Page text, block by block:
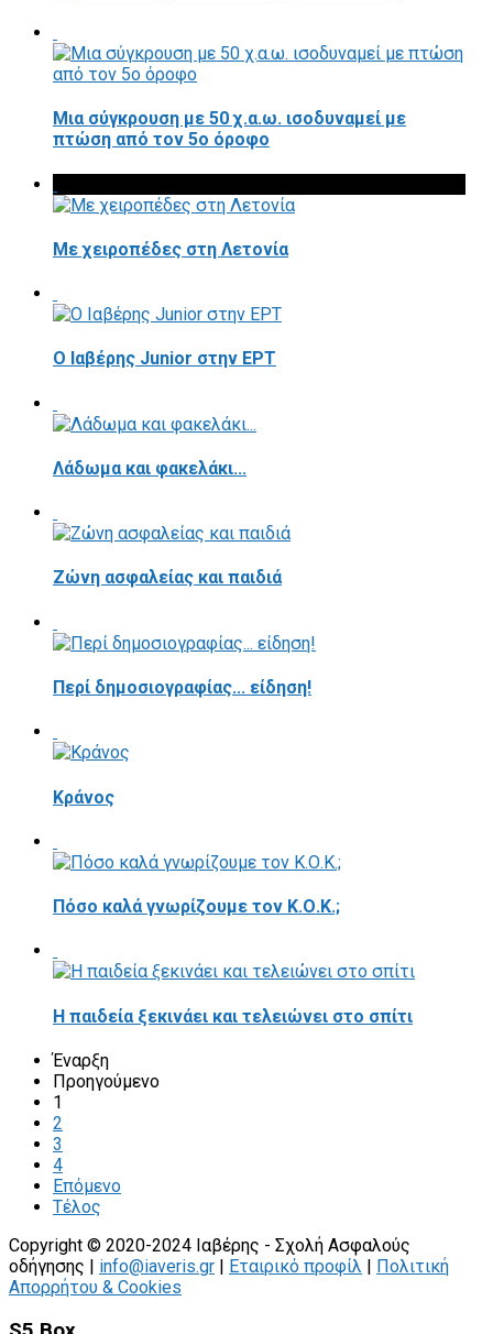
Μια σύγκρουση με 50 χ.α.ω. ισοδυναμεί με
πτώση από τον 5ο όροφο
Με χειροπέδες στη Λετονία
Ο Ιαβέρης Junior στην ΕΡΤ
Λάδωμα και φακελάκι...
Ζώνη ασφαλείας και παιδιά
Περί δημοσιογραφίας... είδηση!
Κράνος
Πόσο καλά γνωρίζουμε τον Κ.Ο.Κ.;
Η παιδεία ξεκινάει και τελειώνει στο σπίτι
Έναρξη
Προηγούμενο
1
2
3
4
Επόμενο
Τέλος
Copyright © 2020-2024 Ιαβέρης - Σχολή Ασφαλούς
οδήγησης | info@iaveris.gr | Εταιρικό προφίλ | Πολιτική
Απορρήτου & Cookies